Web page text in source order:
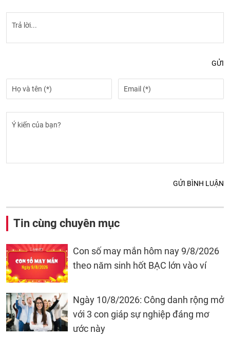
GỬI
GỬI BÌNH LUẬN
Tin cùng chuyên mục
Con số may mắn hôm nay 9/8/2026
theo năm sinh hốt BẠC lớn vào ví
Ngày 10/8/2026: Công danh rộng mở
với 3 con giáp sự nghiệp đáng mơ
ước này